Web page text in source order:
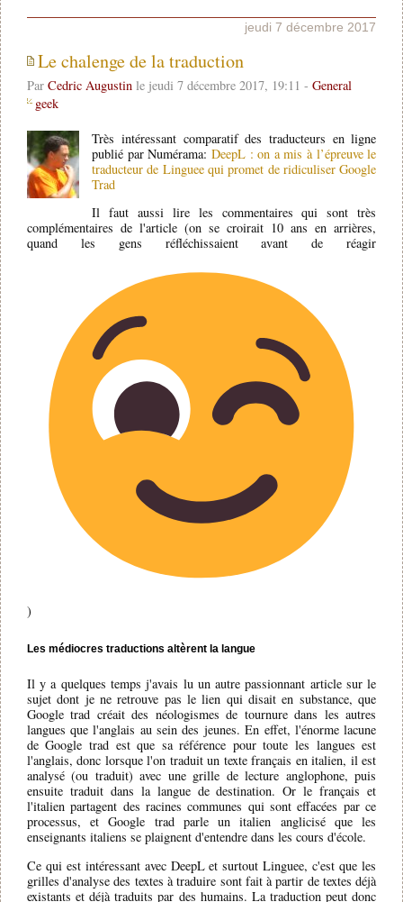
jeudi 7 décembre 2017
Le chalenge de la traduction
Par Cedric Augustinle jeudi 7 décembre 2017, 19:11 - General
geek
Très intéressant comparatif des traducteurs en ligne
publié par Numérama: DeepL : on a mis à l’épreuve le
traducteur de Linguee qui promet de ridiculiser Google
Trad
Il faut aussi lire les commentaires qui sont très
complémentaires de l'article (on se croirait 10 ans en arrières,
quand les gens réfléchissaient avant de réagir
)
Les médiocres traductions altèrent la langue
Il y a quelques temps j'avais lu un autre passionnant article sur le
sujet dont je ne retrouve pas le lien qui disait en substance, que
Google trad créait des néologismes de tournure dans les autres
langues que l'anglais au sein des jeunes. En effet, l'énorme lacune
de Google trad est que sa référence pour toute les langues est
l'anglais, donc lorsque l'on traduit un texte français en italien, il est
analysé (ou traduit) avec une grille de lecture anglophone, puis
ensuite traduit dans la langue de destination. Or le français et
l'italien partagent des racines communes qui sont effacées par ce
processus, et Google trad parle un italien anglicisé que les
enseignants italiens se plaignent d'entendre dans les cours d'école.
Ce qui est intéressant avec DeepL et surtout Linguee, c'est que les
grilles d'analyse des textes à traduire sont fait à partir de textes déjà
existants et déjà traduits par des humains. La traduction peut donc